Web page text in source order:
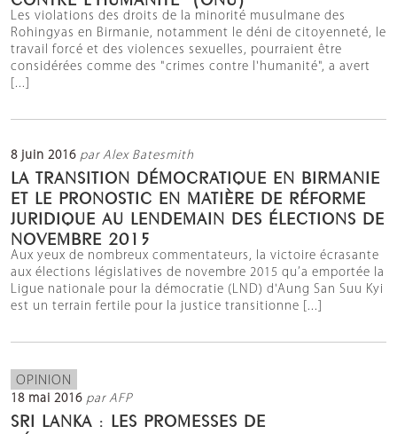
Les violations des droits de la minorité musulmane des
Rohingyas en Birmanie, notamment le déni de citoyenneté, le
travail forcé et des violences sexuelles, pourraient être
considérées comme des "crimes contre l'humanité", a avert
[...]
8 juin 2016 par Alex Batesmith
LA TRANSITION DÉMOCRATIQUE EN BIRMANIE
ET LE PRONOSTIC EN MATIÈRE DE RÉFORME
JURIDIQUE AU LENDEMAIN DES ÉLECTIONS DE
NOVEMBRE 2015
Aux yeux de nombreux commentateurs, la victoire écrasante
aux élections législatives de novembre 2015 qu’a emportée la
Ligue nationale pour la démocratie (LND) d'Aung San Suu Kyi
est un terrain fertile pour la justice transitionne [...]
OPINION
18 mai 2016 par AFP
SRI LANKA : LES PROMESSES DE